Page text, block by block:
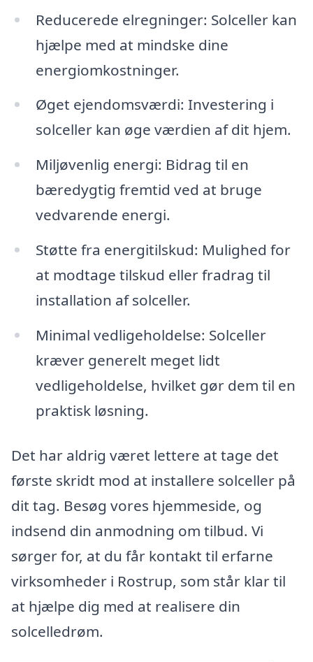
Reducerede elregninger: Solceller kan
hjælpe med at mindske dine
energiomkostninger.
Øget ejendomsværdi: Investering i
solceller kan øge værdien af dit hjem.
Miljøvenlig energi: Bidrag til en
bæredygtig fremtid ved at bruge
vedvarende energi.
Støtte fra energitilskud: Mulighed for
at modtage tilskud eller fradrag til
installation af solceller.
Minimal vedligeholdelse: Solceller
kræver generelt meget lidt
vedligeholdelse, hvilket gør dem til en
praktisk løsning.
Det har aldrig været lettere at tage det
første skridt mod at installere solceller på
dit tag. Besøg vores hjemmeside, og
indsend din anmodning om tilbud. Vi
sørger for, at du får kontakt til erfarne
virksomheder i Rostrup, som står klar til
at hjælpe dig med at realisere din
solcelledrøm.